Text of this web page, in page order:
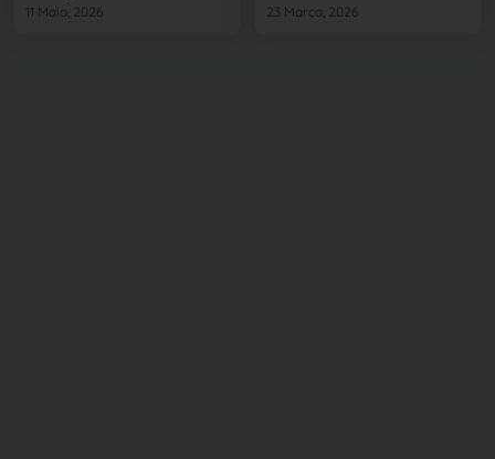
11 Maio, 2026 23 Março, 2026